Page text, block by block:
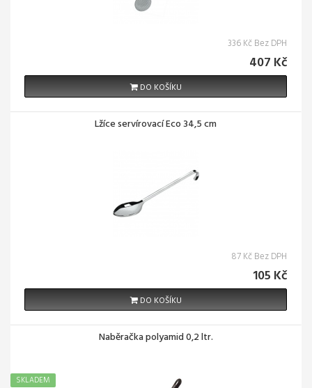
336 Kč Bez DPH
407 Kč
DO KOŠÍKU
Lžíce servírovací Eco 34,5 cm
87 Kč Bez DPH
105 Kč
DO KOŠÍKU
Naběračka polyamid 0,2 ltr.
SKLADEM